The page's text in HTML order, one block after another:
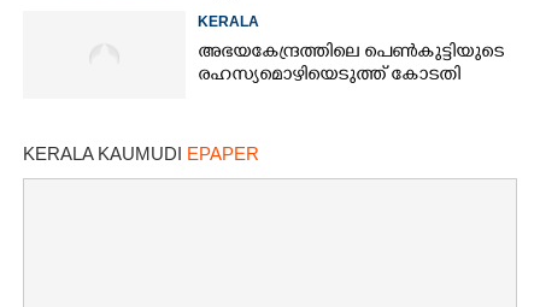
KERALA
അഭയകേന്ദ്രത്തിലെ പെൺകുട്ടിയുടെ
രഹസ്യമൊഴിയെടുത്ത് കോടതി
KERALA KAUMUDI EPAPER